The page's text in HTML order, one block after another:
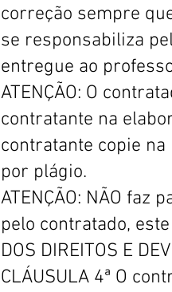
correção sempre
se responsabiliza
entregue ao
ATENÇÃO: O
contratante na
contratante copie
por plágio.
ATENÇÃO: NÃO faz
pelo contratado,
DOS DIREITOS E
CLÁUSULA 4ª O